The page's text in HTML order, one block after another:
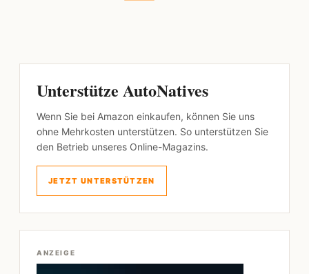
Unterstütze AutoNatives
Wenn Sie bei Amazon einkaufen, können Sie uns
ohne Mehrkosten unterstützen. So unterstützen Sie
den Betrieb unseres Online-Magazins.
JETZT UNTERSTÜTZEN
ANZEIGE